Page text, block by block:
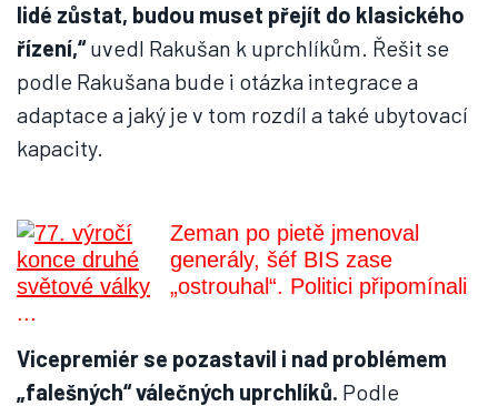
lidé zůstat, budou muset přejít do klasického
řízení,“uvedl Rakušan k uprchlíkům. Řešit se
podle Rakušana bude i otázka integrace a
adaptace a jaký je v tom rozdíl a také ubytovací
kapacity.
Zeman po pietě jmenoval
generály, šéf BIS zase
„ostrouhal“. Politici připomínali
...
Vicepremiér se pozastavil i nad problémem
„falešných“ válečných uprchlíků. Podle